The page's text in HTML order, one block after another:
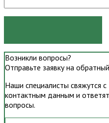
Возникли вопросы?
Отправьте заявку на
Наши специалисты свяжутся
контактным данным и
вопросы.